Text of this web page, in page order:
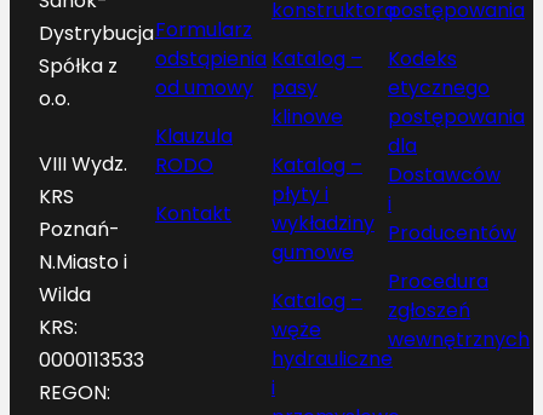
Dystrybucja
Spółka z
o.o.
VIII Wydz.
KRS
Poznań-
N.Miasto i
Wilda
KRS:
0000113533
REGON:
Formularz
odstąpienia
od umowy
Klauzula
RODO
Kontakt
konstruktora
Katalog –
pasy
klinowe
Katalog –
płyty i
wykładziny
gumowe
Katalog –
węże
hydrauliczne
i
postępowania
Kodeks
etycznego
postępowania
dla
Dostawców
i
Producentów
Procedura
zgłoszeń
wewnętrznych